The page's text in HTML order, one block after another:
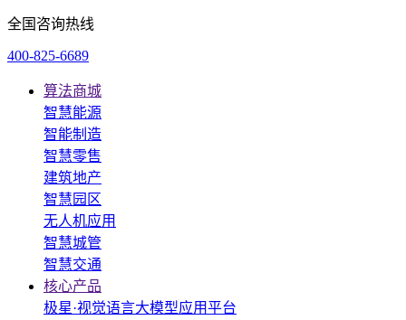
全国咨询热线
400-825-6689
算法商城
智慧能源
智能制造
智慧零售
建筑地产
智慧园区
无人机应用
智慧城管
智慧交通
核心产品
极星·视觉语言大模型应用平台